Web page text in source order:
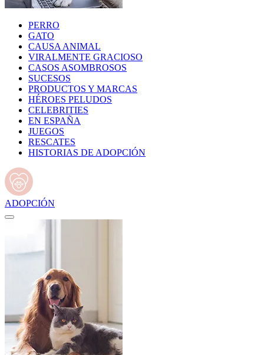
PERRO
GATO
CAUSA ANIMAL
VIRALMENTE GRACIOSO
CASOS ASOMBROSOS
SUCESOS
PRODUCTOS Y MARCAS
HÉROES PELUDOS
CELEBRITIES
EN ESPAÑA
JUEGOS
RESCATES
HISTORIAS DE ADOPCIÓN
ADOPCIÓN